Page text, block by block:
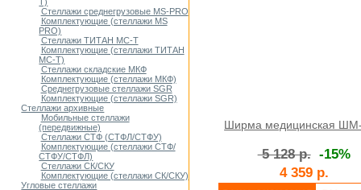
Стеллажи среднегрузовые MS-PRO
Комплектующие (стеллажи MS
PRO)
Стеллажи ТИТАН МС-Т
Комплектующие (стеллажи ТИТАН
МС-Т)
Стеллажи складские МКФ
Комплектующие (стеллажи МКФ)
Среднегрузовые стеллажи SGR
Комплектующие (стеллажи SGR)
Стеллажи архивные
Мобильные стеллажи
(передвижные)
Стеллажи СТФ (СТФЛ/СТФУ)
Комплектующие (стеллажи СТФ/
СТФУ/СТФЛ)
Стеллажи СК/СКУ
Комплектующие (стеллажи СК/СКУ)
Угловые стеллажи
Ширма медицинская
5 128 р. -15%
4 359 р.